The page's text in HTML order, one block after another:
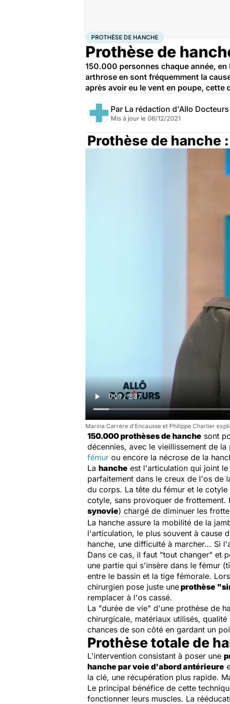
AccueilSantéMaladiesProthèse de hanche
PROTHÈSE DE HANCHE
Prothèse de
150.000 personnes chaque année,
arthrose en sont fréquemment la
après avoir eu le vent en poupe,
Par La rédaction d'Allo Docteurs
Mis à jour le 08/12/2021
Prothèse de hanche
Marina Carrère d'Encausse et Philippe Charlier
150.000 prothèses de hanche sont
décennies, avec le vieillissement de
fémur ou encore la nécrose de la
La hanche est l'articulation qui joint
parfaitement dans le creux de l'os de
du corps. La tête du fémur et le
cotyle, sans provoquer de frottement.
synovie) chargé de diminuer les
La hanche assure la mobilité de la
l'articulation, le plus souvent à cause
hanche, une difficulté à marcher... Si
Dans ce cas, il faut "tout changer" et
une partie qui s'insère dans le fémur
entre le bassin et la tige fémorale.
chirurgien pose juste uneprothèse
remplacer à l'os cassé.
La "durée de vie" d'une prothèse de
chirurgicale, matériaux utilisés,
chances de son côté en gardant un
Prothèse totale de
L'intervention consistant à poser une
hanche par voie d'abord antérieure
la clé, une récupération plus rapide.
Le principal bénéfice de cette
fonctionner leurs muscles. La